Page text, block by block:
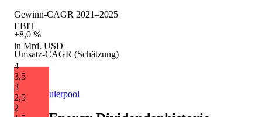
EBIT
in Mrd. USD
4
3,5
3
2,5
2
Gewinn-CAGR 2021–2025
+8,0 %
Umsatz-CAGR (Schätzung)
+5,1 %
Quelle: Eulerpool